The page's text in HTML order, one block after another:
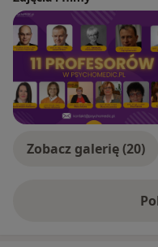
Zobacz galerię (20)